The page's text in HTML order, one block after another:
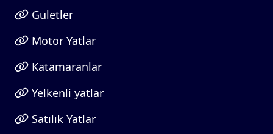
Guletler
Motor Yatlar
Katamaranlar
Yelkenli yatlar
Satılık Yatlar